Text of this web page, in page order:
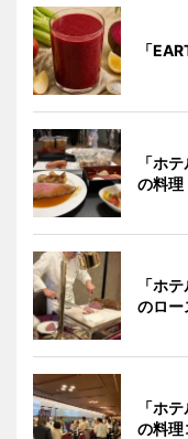
「
「ホ
の料理
「ホ
のロー
「ホ
の料理